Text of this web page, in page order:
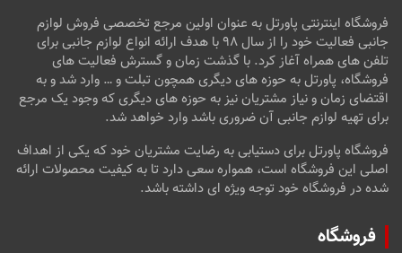
فروشگاه اینترنتی پاورتل به عنوان اولین مرجع تخصصی فروش لوازم
جانبی فعالیت خود را از سال ۹۸ با هدف ارائه انواع لوازم جانبی برای
تلفن های همراه آغاز کرد. با گذشت زمان و گسترش فعالیت های
فروشگاه، پاورتل به حوزه های دیگری همچون تبلت و … وارد شد و به
اقتضای زمان و نیاز مشتریان نیز به حوزه های دیگری که وجود یک مرجع
برای تهیه لوازم جانبی آن ضروری باشد وارد خواهد شد.
فروشگاه پاورتل برای دستیابی به رضایت مشتریان خود که یکی از اهداف
اصلی این فروشگاه است، همواره سعی دارد تا به کیفیت محصولات ارائه
شده در فروشگاه خود توجه ویژه ای داشته باشد.
فروشگاه